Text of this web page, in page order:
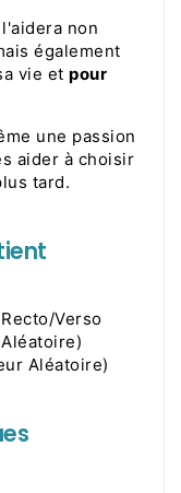
non
également
vie etpour
une passion
aider à choisir
tard.
Verso
Aléatoire)